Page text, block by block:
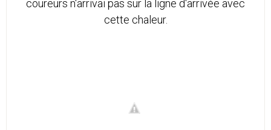
coureurs n'arrivai pas sur la ligne d'arrivée avec
cette chaleur.